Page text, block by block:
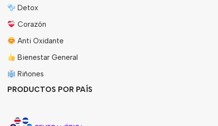
Detox
Corazón
Anti Oxidante
Bienestar General
Riñones
PRODUCTOS POR PAÍS